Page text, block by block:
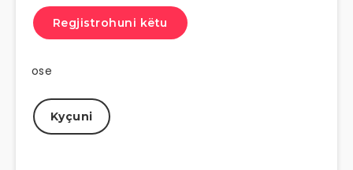
Regjistrohuni këtu
ose
Kyçuni